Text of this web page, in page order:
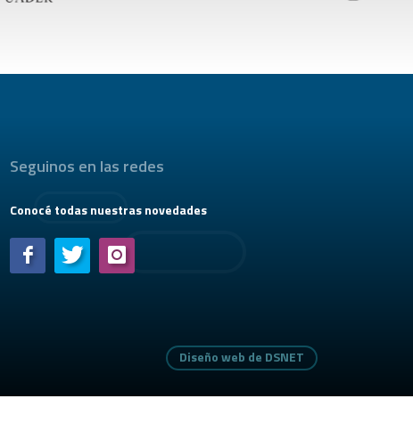
Seguinos en las redes
Conocé todas nuestras novedades
Diseño web de DSNET